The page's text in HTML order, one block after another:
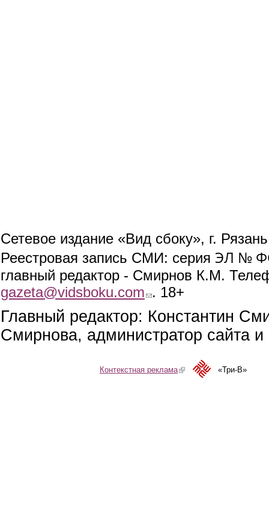
Сетевое издание «Вид сбоку», г.
Реестровая запись СМИ: серия ЭЛ №
главный редактор - Смирнов К.М.
gazeta@vidsboku.com (link sends e-mail)
. 18+
Главный редактор: Константин
Смирнова, администратор сайта
Контекстная реклама(link is external)«Три-В»